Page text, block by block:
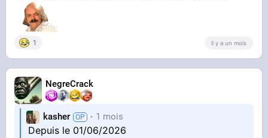
1 il y a un mois
NegreCrack
kasher 1 mois
Depuis le 01/06/2026